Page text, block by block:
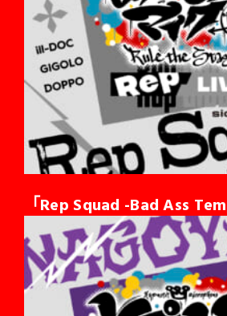
「Rep Squad -Bad Ass